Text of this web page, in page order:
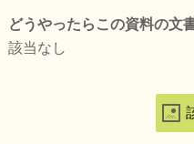
どうやったらこの資料の文
該当なし